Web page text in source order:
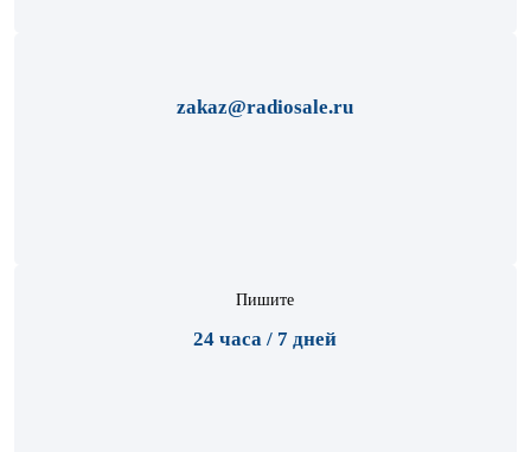
zakaz@radiosale.ru
Пишите
24 часа / 7 дней